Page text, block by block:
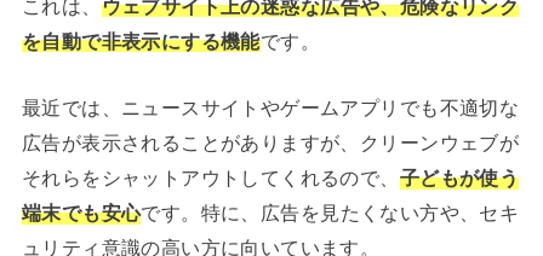
これは、 ウェブサイト上の迷惑な広告や、危険なリンク
を自動で非表示にする機能です。
最近では、ニュースサイトやゲームアプリでも不適切な
広告が表示されることがありますが、クリーンウェブが
それらをシャットアウトしてくれるので、 子どもが使う
端末でも安心です。特に、広告を見たくない方や、セキ
ュリティ意識の高い方に向いています。